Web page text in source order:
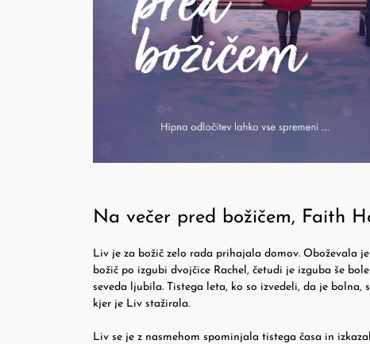
Na večer pred božičem, Faith
Liv je za božič zelo rada prihajala domov. Oboževala
božič po izgubi dvojčice Rachel, četudi je izguba še
seveda ljubila. Tistega leta, ko so izvedeli, da je
kjer je Liv stažirala.
Liv se je z nasmehom spominjala tistega časa in